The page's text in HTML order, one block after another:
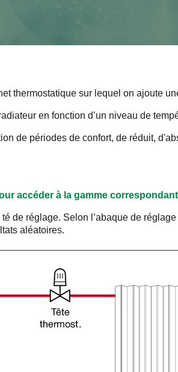
thermostatique sur lequel on ajoute
en fonction d’un niveau de
de périodes de confort, de réduit,
accéder à la gamme
de réglage. Selon l’abaque de
aléatoires.